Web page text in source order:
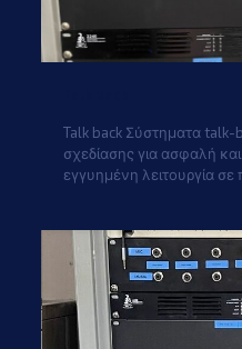
Talk back Σύστηματα talk-
σχεδίασης για ασφαλή και
εγγυημένη λειτουργία